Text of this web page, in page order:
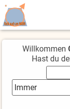
Willkommen
Hast du